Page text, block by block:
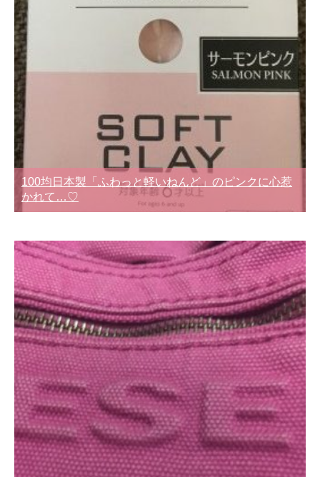
100均日本製「ふわっと軽いねんど」のピンクに心惹
かれて…♡